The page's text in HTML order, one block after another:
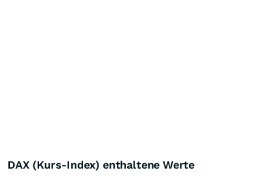
DAX (Kurs-Index) enthaltene Werte